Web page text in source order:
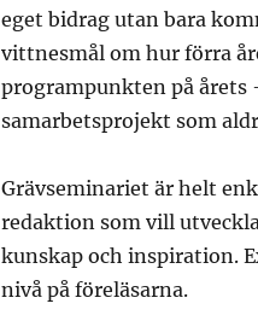
eget bidrag utan bara
vittnesmål om hur förra
programpunkten på årets
samarbetsprojekt som
Grävseminariet är helt
redaktion som vill
kunskap och inspiration.
nivå på föreläsarna.